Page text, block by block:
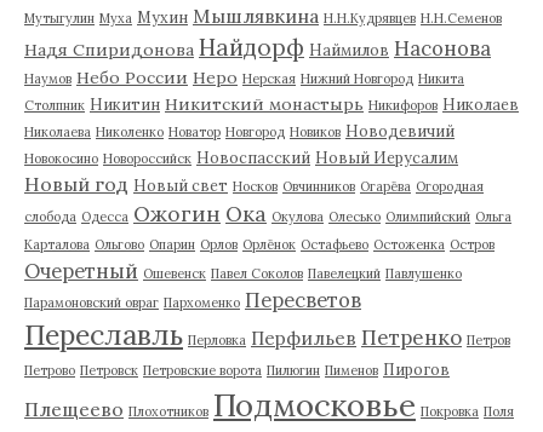
Мутыгулин Муха Мухин Мышлявкина Н.Н.Кудрявцев Н.Н.Семенов
Надя Спиридонова Найдорф Наймилов Насонова
Наумов Небо России Неро Нерская Нижний Новгород Никита
Столпник Никитин Никитский монастырь Никифоров Николаев
Николаева Николенко Новатор Новгород Новиков Новодевичий
Новокосино Новороссийск Новоспасский Новый Иерусалим
Новый год Новый свет Носков Овчинников Огарёва Огородная
слобода Одесса Ожогин Ока Окулова Олесько Олимпийский Ольга
Карталова Ольгово Опарин Орлов Орлёнок Остафьево Остоженка Остров
Очеретный Ошевенск Павел Соколов Павелецкий Павлушенко
Парамоновский овраг Пархоменко Пересветов
Переславль Перловка Перфильев Петренко Петров
Петрово Петровск Петровские ворота Пилюгин Пименов Пирогов
Плещеево Плохотников Подмосковье Покровка Поля